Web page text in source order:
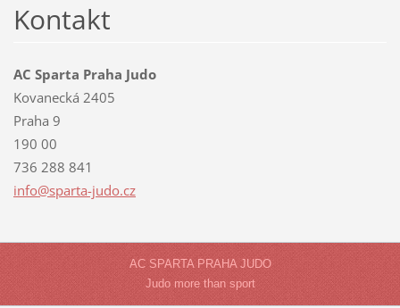
Kontakt
AC Sparta Praha Judo
Kovanecká 2405
Praha 9
190 00
736 288 841
info@sparta-judo.cz
AC SPARTA PRAHA JUDO
Judo more than sport